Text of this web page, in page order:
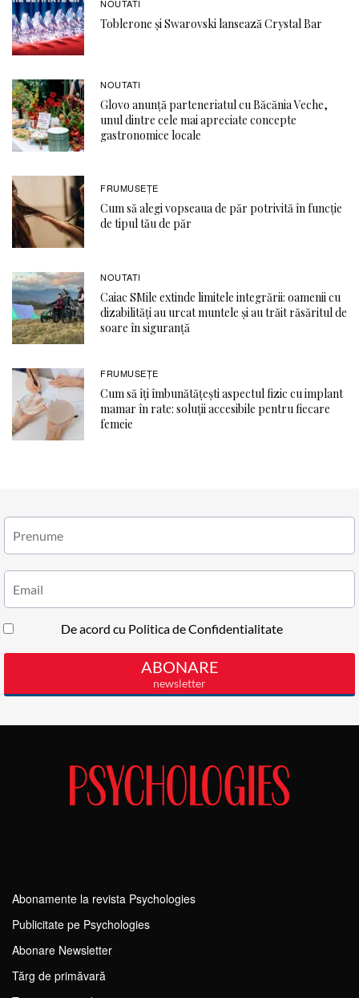
NOUTATI
Toblerone și Swarovski lansează Crystal Bar
NOUTATI
Glovo anunță parteneriatul cu Băcănia Veche,
unul dintre cele mai apreciate concepte
gastronomice locale
FRUMUSEȚE
Cum să alegi vopseaua de păr potrivită în funcție
de tipul tău de păr
NOUTATI
Caiac SMile extinde limitele integrării: oamenii cu
dizabilități au urcat muntele și au trăit răsăritul de
soare în siguranță
FRUMUSEȚE
Cum să îți îmbunătățești aspectul fizic cu implant
mamar în rate: soluții accesibile pentru fiecare
femeie
Abonamente la revista Psychologies
Publicitate pe Psychologies
Abonare Newsletter
Tărg de primăvară